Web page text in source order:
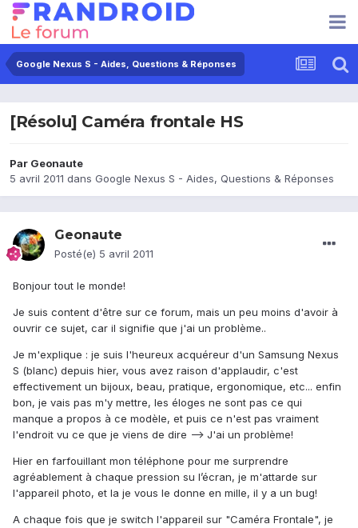
Google Nexus S - Aides, Questions & Réponses
[Résolu] Caméra frontale HS
Par Geonaute
5 avril 2011 dans Google Nexus S - Aides, Questions & Réponses
Geonaute
Posté(e) 5 avril 2011
Bonjour tout le monde!
Je suis content d'être sur ce forum, mais un peu moins d'avoir à
ouvrir ce sujet, car il signifie que j'ai un problème..
Je m'explique : je suis l'heureux acquéreur d'un Samsung Nexus
S (blanc) depuis hier, vous avez raison d'applaudir, c'est
effectivement un bijoux, beau, pratique, ergonomique, etc... enfin
bon, je vais pas m'y mettre, les éloges ne sont pas ce qui
manque a propos à ce modèle, et puis ce n'est pas vraiment
l'endroit vu ce que je viens de dire --> J'ai un problème!
Hier en farfouillant mon téléphone pour me surprendre
agréablement à chaque pression su l’écran, je m'attarde sur
l'appareil photo, et la je vous le donne en mille, il y a un bug!
A chaque fois que je switch l'appareil sur "Caméra Frontale", je